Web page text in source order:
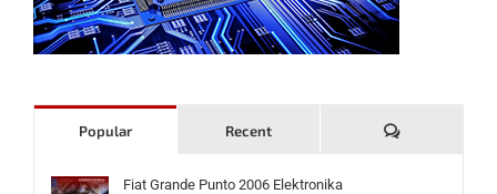
Popular Recent Komentari
Fiat Grande Punto 2006 Elektronika